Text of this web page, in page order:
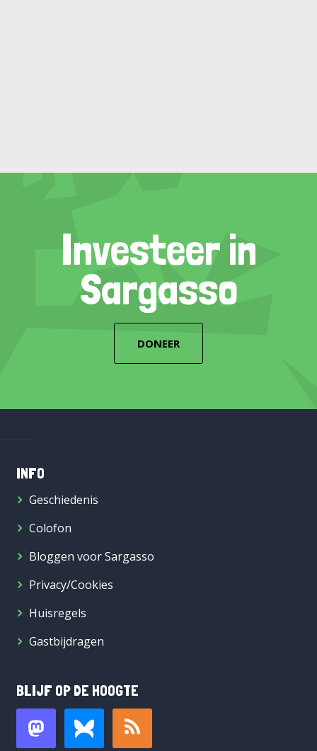
Investeer in
Sargasso
DONEER
INFO
Geschiedenis
Colofon
Bloggen voor Sargasso
Privacy/Cookies
Huisregels
Gastbijdragen
BLIJF OP DE HOOGTE